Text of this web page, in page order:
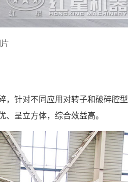
，针对不同应用对转子和破碎腔型
呈立方体，综合效益高。